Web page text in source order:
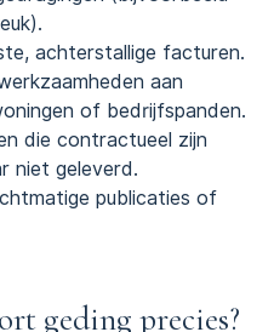
achterstallige facturen.
aan
of bedrijfspanden.
die contractueel zijn
niet geleverd.
publicaties of
geding precies?